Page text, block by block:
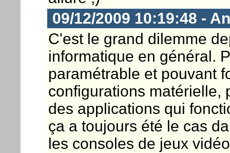
09/12/2009 10:19:48 -
C'est le grand dilemme
informatique en général.
paramétrable et pouvant
configurations matérielle,
des applications qui
ça a toujours été le cas
les consoles de jeux